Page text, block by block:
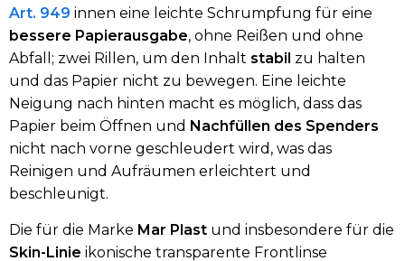
Art. 949 innen eine leichte Schrumpfung für eine
bessere Papierausgabe, ohne Reißen und ohne
Abfall; zwei Rillen, um den Inhalt stabil zu halten
und das Papier nicht zu bewegen. Eine leichte
Neigung nach hinten macht es möglich, dass das
Papier beim Öffnen und Nachfüllen des Spenders
nicht nach vorne geschleudert wird, was das
Reinigen und Aufräumen erleichtert und
beschleunigt.
Die für die Marke Mar Plast und insbesondere für die
Skin-Linie ikonische transparente Frontlinse